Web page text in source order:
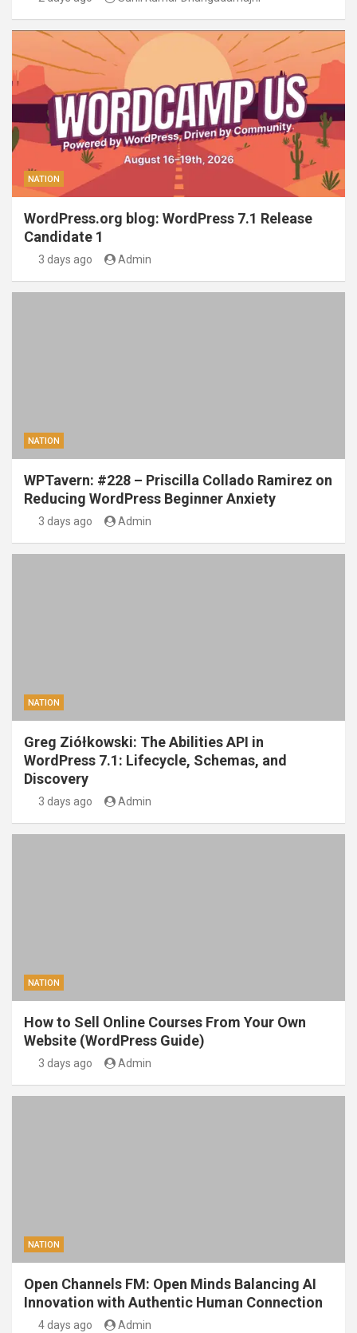
NATION
WordPress.org blog: WordPress 7.1 Release
Candidate 1
3 days ago Admin
NATION
WPTavern: #228 – Priscilla Collado Ramirez on
Reducing WordPress Beginner Anxiety
3 days ago Admin
NATION
Greg Ziółkowski: The Abilities API in
WordPress 7.1: Lifecycle, Schemas, and
Discovery
3 days ago Admin
NATION
How to Sell Online Courses From Your Own
Website (WordPress Guide)
3 days ago Admin
NATION
Open Channels FM: Open Minds Balancing AI
Innovation with Authentic Human Connection
4 days ago Admin